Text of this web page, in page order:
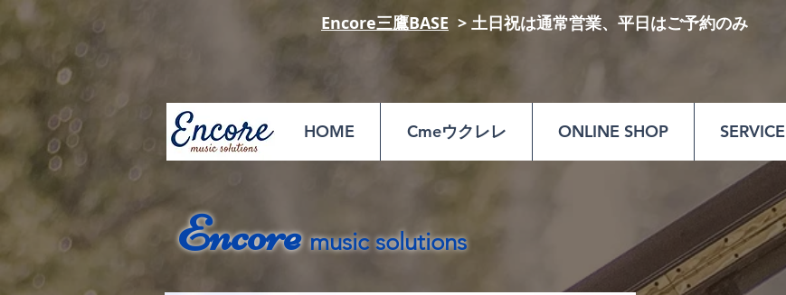
Encore三鷹BASE ​ > 土日祝は通常営業、平日はご予約のみ​​
​
HOME Cmeウクレレ ONLINE SHOP SERVICE
Encoremusic solutions